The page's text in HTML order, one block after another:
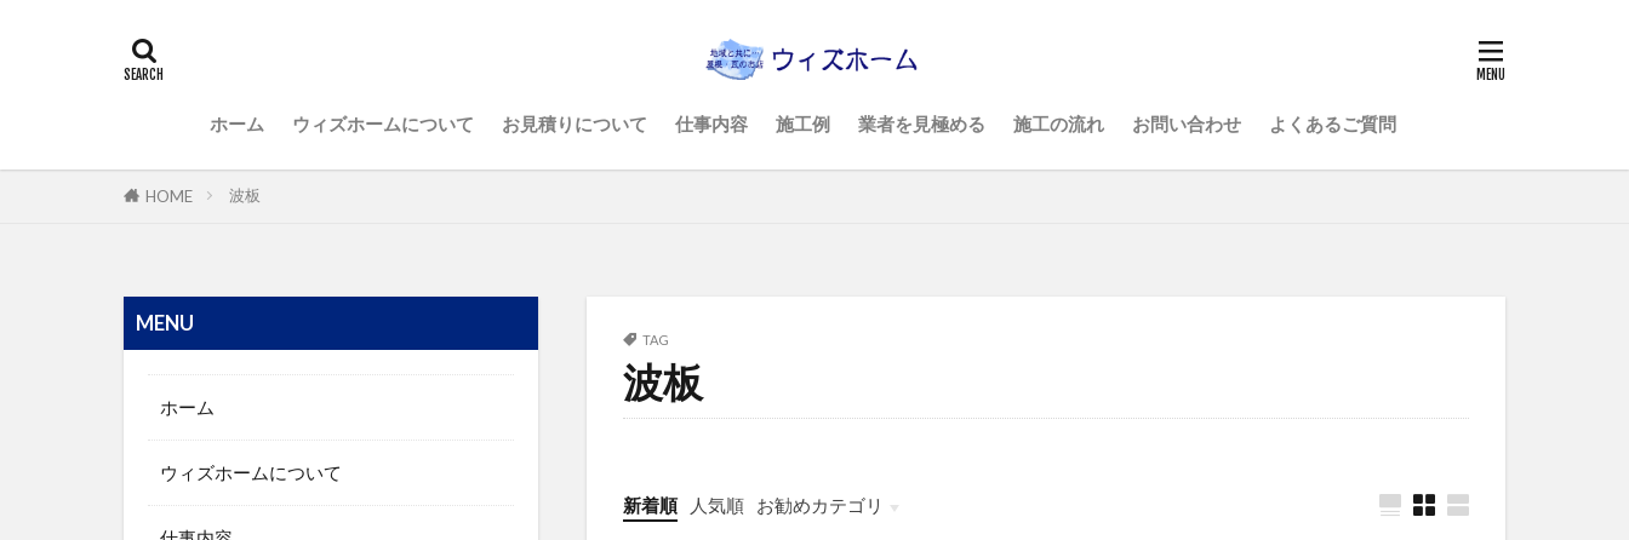
ホーム ウィズホームについて お見積りについて 仕事内容 施工例 業者を見極める 施工の流れ お問い合わせ よくあるご質問
HOME 波板
TAG
波板
新着順 人気順
お勧めカテゴリ
MENU
ホーム
ウィズホームについて